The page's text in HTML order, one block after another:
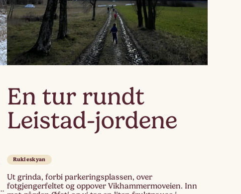
En tur rundt
Leistad-jordene
Rukleskyan
Ut grinda, forbi parkeringsplassen, over
fotgjengerfeltet og oppover Vikhammermoveien. Inn